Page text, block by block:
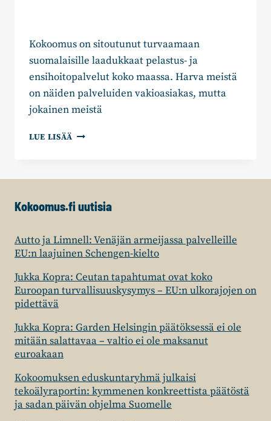
Kokoomus on sitoutunut turvaamaan
suomalaisille laadukkaat pelastus- ja
ensihoitopalvelut koko maassa. Harva meistä
on näiden palveluiden vakioasiakas, mutta
jokainen meistä
LUE LISÄÄ HEIKKI
PELASTUSPALVELUT
Kokoomus.fi uutisia
Autto ja Limnell: Venäjän armeijassa palvelleille
EU:n laajuinen Schengen-kielto
Jukka Kopra: Ceutan tapahtumat ovat koko
Euroopan turvallisuuskysymys – EU:n ulkorajojen on
pidettävä
Jukka Kopra: Garden Helsingin päätöksessä ei ole
mitään salattavaa – valtio ei ole maksanut
euroakaan
Kokoomuksen eduskuntaryhmä julkaisi
tekoälyraportin: kymmenen konkreettista päätöstä
ja sadan päivän ohjelma Suomelle